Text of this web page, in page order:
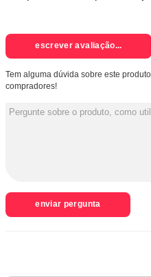
escrever avaliação...
Tem alguma dúvida sobre este
compradores!
enviar pergunta